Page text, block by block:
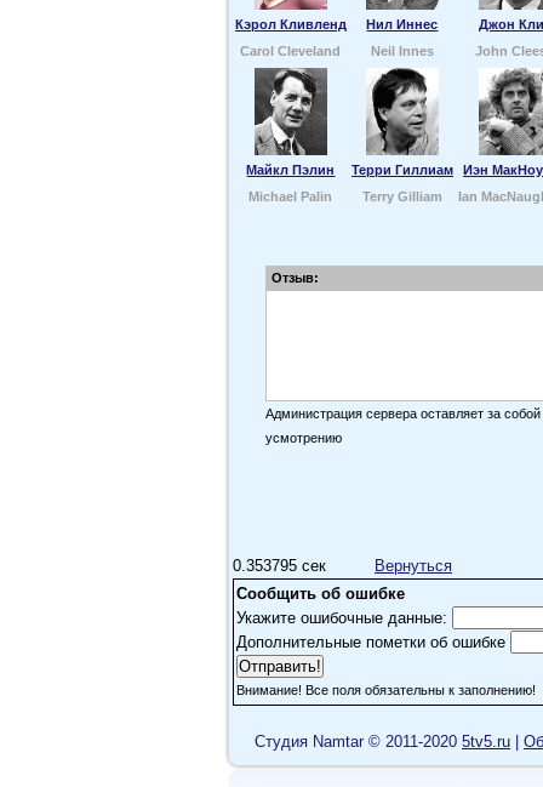
Кэрол Кливленд Нил Иннес
Джон
Carol Cleveland
Neil Innes John
Майкл Пэлин Терри Гиллиам
Иэн
Michael Palin
Terry Gilliam Ian
Отзыв:
Администрация сервера оставляет за
усмотрению
0.353795 сек
Вернуться
Сообщить об ошибке
Укажите ошибочные данные:
Дополнительные пометки об ошибке
Внимание! Все поля обязательны к заполнению!
Cтудия Namtar © 2011-2020 5tv5.ru